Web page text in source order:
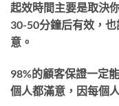
起效時間主要是取決
30-50分鐘后有效，
意。
98%的顧客保證一定
個人都滿意，因每個